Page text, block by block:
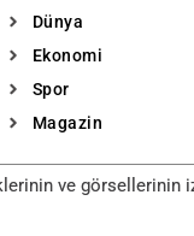
Dünya
Ekonomi
Spor
Magazin
ve